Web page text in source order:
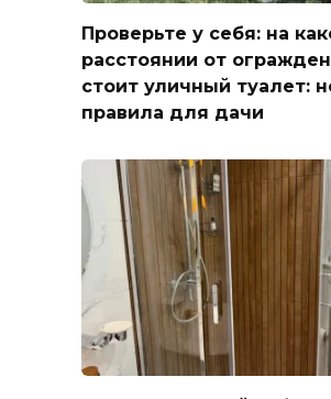
Проверьте у себя: на
расстоянии от
стоит уличный туалет:
правила для дачи